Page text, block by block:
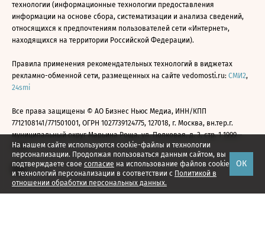
На нашем сайте используются cookie-файлы и технологии
персонализации. Продолжая пользоваться данным сайтом, вы
подтверждаете свое согласие на использование файлов cookie
и технологий персонализации в соответствии с Политикой в
отношении обработки персональных данных.
ОК
технологии (информационные технологии предоставления
информации на основе сбора, систематизации и анализа сведений,
относящихся к предпочтениям пользователей сети «Интернет»,
находящихся на территории Российской Федерации).
Правила применения рекомендательных технологий в виджетах
рекламно-обменной сети, размещенных на сайте vedomosti.ru: СМИ2,
24smi
Все права защищены © АО Бизнес Ньюс Медиа, ИНН/КПП
7712108141/771501001, ОГРН 1027739124775, 127018, г. Москва, вн.тер.г.
муниципальный округ Марьина Роща, ул. Полковая, д. 3, стр. 1 1999—
2026